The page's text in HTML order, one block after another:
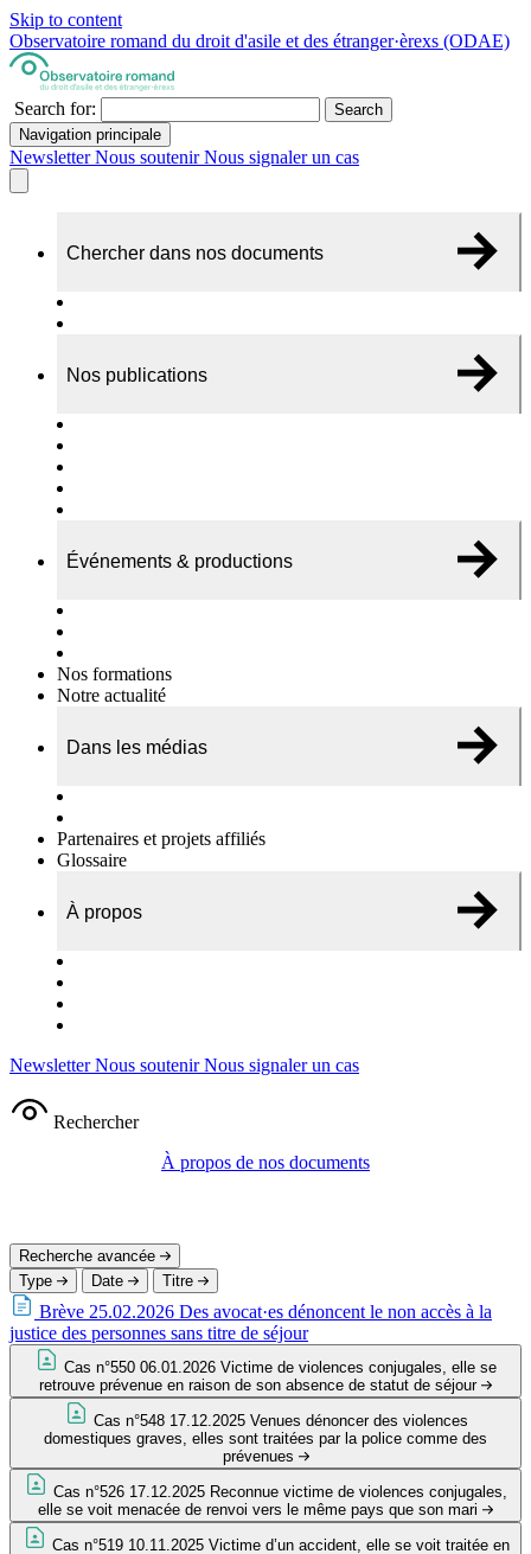
Skip to content
Observatoire romand du droit d'asile et des étranger·èrexs (ODAE)
Search for:
Search
Navigation principale
NewsletterNous soutenirNous signaler un cas
Chercher dans nos documents
Nos publications
Événements & productions
Nos formations
Notre actualité
Dans les médias
Partenaires et projets affiliés
Glossaire
À propos
NewsletterNous soutenirNous signaler un cas
Rechercher
À propos de nos documents
Recherche avancée
Type
Date Titre
Brève 25.02.2026 Des avocat·es dénoncent le non accès à la
justice des personnes sans titre de séjour
Cas n°550 06.01.2026 Victime de violences conjugales, elle se
retrouve prévenue en raison de son absence de statut de séjour
Cas n°548 17.12.2025 Venues dénoncer des violences
domestiques graves, elles sont traitées par la police comme des
prévenues
Cas n°526 17.12.2025 Reconnue victime de violences conjugales,
elle se voit menacée de renvoi vers le même pays que son mari
Cas n°519 10.11.2025 Victime d’un accident, elle se voit traitée en